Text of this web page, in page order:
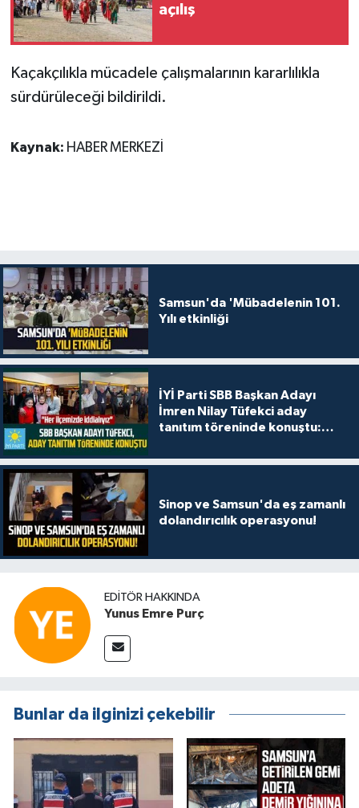
açılış
Kaçakçılıkla mücadele çalışmalarının kararlılıkla
sürdürüleceği bildirildi.
Kaynak: HABER MERKEZİ
Samsun'da 'Mübadelenin 101.
Yılı etkinliği
İYİ Parti SBB Başkan Adayı
İmren Nilay Tüfekci aday
tanıtım töreninde konuştu:
Sinop ve Samsun'da eş zamanlı
dolandırıcılık operasyonu!
EDITÖR HAKKINDA
Yunus Emre Purç
Bunlar da ilginizi çekebilir